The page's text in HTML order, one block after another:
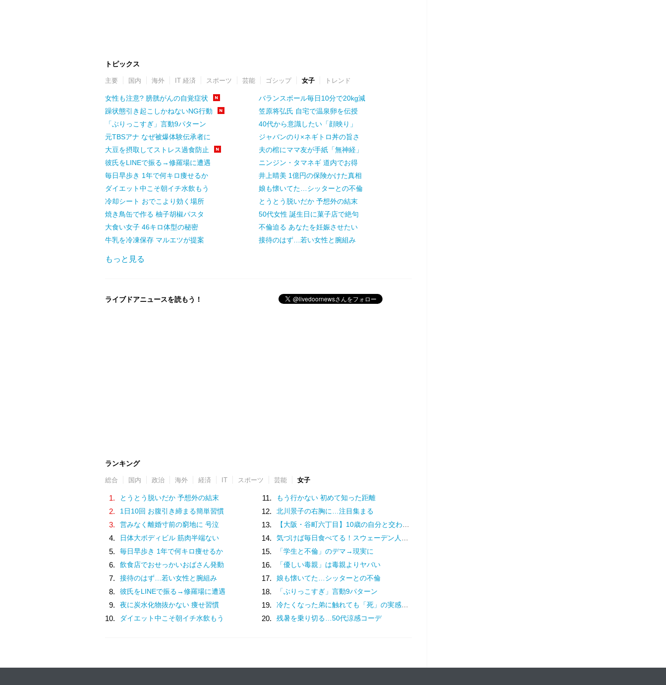
トピックス
主要 国内 海外 IT 経済 スポーツ 芸能 ゴシップ 女子 トレンド
女性も注意? 膀胱がんの自覚症状
躁状態引き起こしかねないNG行動
「ぶりっこすぎ」言動9パターン
元TBSアナ なぜ被爆体験伝承者に
大豆を摂取してストレス過食防止
彼氏をLINEで振る→修羅場に遭遇
毎日早歩き 1年で何キロ痩せるか
ダイエット中こそ朝イチ水飲もう
冷却シート おでこより効く場所
焼き鳥缶で作る 柚子胡椒パスタ
大食い女子 46キロ体型の秘密
牛乳を冷凍保存 マルエツが提案
バランスボール毎日10分で20kg減
笠原将弘氏 自宅で温泉卵を伝授
40代から意識したい「顔映り」
ジャバンのり×ネギトロ丼の旨さ
夫の棺にママ友が手紙「無神経」
ニンジン・タマネギ 道内でお得
井上晴美 1億円の保険かけた真相
娘も懐いてた…シッターとの不倫
とうとう脱いだか 予想外の結末
50代女性 誕生日に菓子店で絶句
不倫迫る あなたを妊娠させたい
接待のはず…若い女性と腕組み
もっと見る
ライブドアニュースを読もう！
ランキング
総合 国内 政治 海外 経済 IT スポーツ 芸能 女子
1. とうとう脱いだか 予想外の結末
2. 1日10回 お腹引き締まる簡単習慣
3. 営みなく離婚寸前の窮地に 号泣
4. 日体大ボディビル 筋肉半端ない
5. 毎日早歩き 1年で何キロ痩せるか
6. 飲食店でおせっかいおばさん発動
7. 接待のはず…若い女性と腕組み
8. 彼氏をLINEで振る→修羅場に遭遇
9. 夜に炭水化物抜かない 痩せ習慣
10. ダイエット中こそ朝イチ水飲もう
11. もう行かない 初めて知った距離
12. 北川景子の右胸に…注目集まる
13. 【大阪・谷町六丁目】10歳の自分と交わした約束。名店での猛修業を経てオープンした「ma journée（マジョルネ）」が提案する、日常に寄り添うフランス菓子
14. 気づけば毎日食べてる！スウェーデン人漫画家がリピートし続ける日本の定番食
15. 「学生と不倫」のデマ→現実に
16. 「優しい毒親」は毒親よりヤバい
17. 娘も懐いてた…シッターとの不倫
18. 「ぶりっこすぎ」言動9パターン
19. 冷たくなった弟に触れても「死」の実感がなかった姉。納棺の時に現実を突きつけられて
20. 残暑を乗り切る…50代涼感コーデ